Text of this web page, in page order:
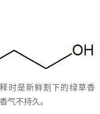
时是新鲜割下的绿草香
气不持久。